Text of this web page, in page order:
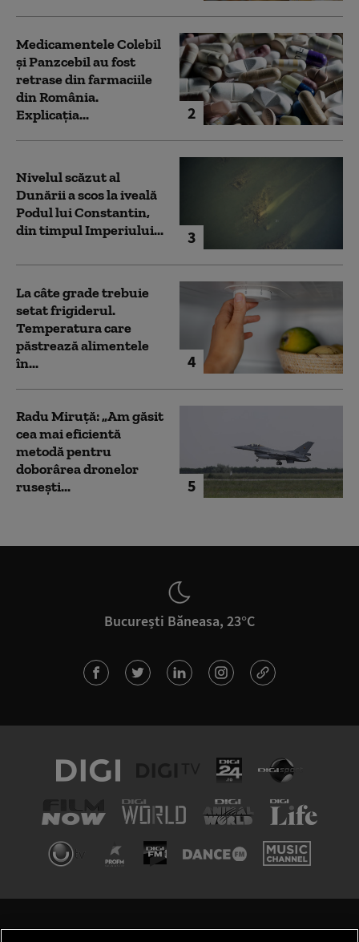
2
Medicamentele Colebil
și Panzcebil au fost
retrase din farmaciile
din România.
Explicația...
3
Nivelul scăzut al
Dunării a scos la iveală
Podul lui Constantin,
din timpul Imperiului...
4
La câte grade trebuie
setat frigiderul.
Temperatura care
păstrează alimentele
în...
5
Radu Miruță: „Am găsit
cea mai eficientă
metodă pentru
doborârea dronelor
rusești...
București Băneasa, 23°C